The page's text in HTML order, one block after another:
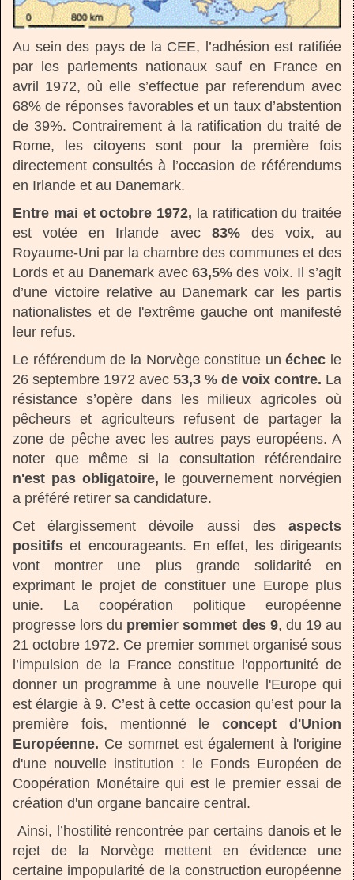
Au sein des pays de la CEE, l’adhésion est ratifiée
par les parlements nationaux sauf en France en
avril 1972, où elle s’effectue par referendum avec
68% de réponses favorables et un taux d’abstention
de 39%. Contrairement à la ratification du traité de
Rome, les citoyens sont pour la première fois
directement consultés à l’occasion de référendums
en Irlande et au Danemark.
Entre mai et octobre 1972, la ratification du traitée
est votée en Irlande avec 83%des voix, au
Royaume-Uni par la chambre des communes et des
Lords et au Danemark avec63,5% des voix. Il s’agit
d’une victoire relative au Danemark car les partis
nationalistes et de l'extrême gauche ont manifesté
leur refus.
Le référendum de la Norvège constitue unéchec le
26 septembre 1972 avec 53,3 % de voix contre. La
résistance s’opère dans les milieux agricoles où
pêcheurs et agriculteurs refusent de partager la
zone de pêche avec les autres pays européens. A
noter que même si la consultation référendaire
n'est pas obligatoire, le gouvernement norvégien
a préféré retirer sa candidature.
Cet élargissement dévoile aussi des aspects
positifs et encourageants. En effet, les dirigeants
vont montrer une plus grande solidarité en
exprimant le projet de constituer une Europe plus
unie. La coopération politique européenne
progresse lors du premier sommet des 9, du 19 au
21 octobre 1972. Ce premier sommet organisé sous
l’impulsion de la France constitue l'opportunité de
donner un programme à une nouvelle l'Europe qui
est élargie à 9. C’est à cette occasion qu’est pour la
première fois, mentionné leconcept d'Union
Européenne. Ce sommet est également à l'origine
d'une nouvelle institution : le Fonds Européen de
Coopération Monétaire qui est le premier essai de
création d'un organe bancaire central.
Ainsi, l’hostilité rencontrée par certains danois et le
rejet de la Norvège mettent en évidence une
certaine impopularité de la construction européenne